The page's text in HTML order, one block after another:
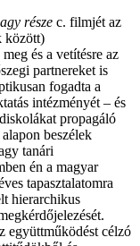
része c. filmjét az
között)
és a vetítésre az
partnereket is
fogadta a
intézményét – és
propagáló
beszélek
tanári
én a magyar
tapasztalatomra
hierarchikus
együttműködést célzó